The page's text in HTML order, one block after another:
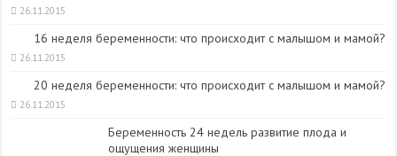
26.11.2015
16 неделя беременности: что происходит с малышом и мамой?
26.11.2015
20 неделя беременности: что происходит с малышом и мамой?
26.11.2015
Беременность 24 недель развитие плода и
ощущения женщины